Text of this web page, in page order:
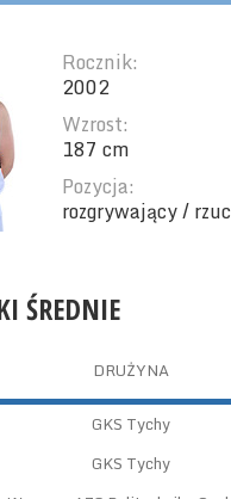
Rocznik:
2002
Wzrost:
187 cm
Pozycja:
rozgrywający /
ŚREDNIE
DRUŻYNA
GKS Tychy
GKS Tychy